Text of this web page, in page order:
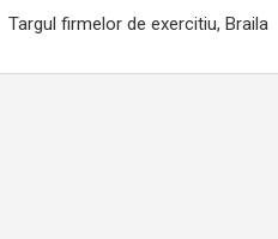
Targul firmelor de exercitiu, Braila